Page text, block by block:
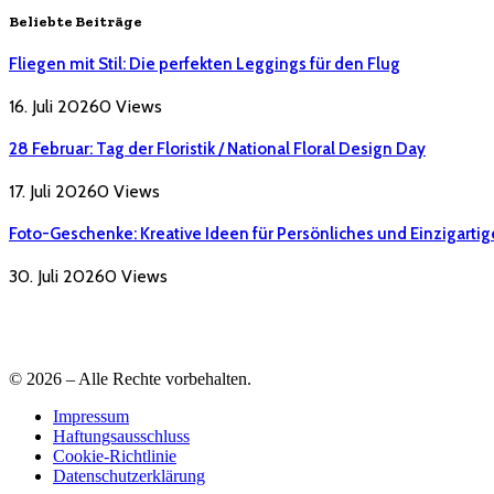
Beliebte Beiträge
Fliegen mit Stil: Die perfekten Leggings für den Flug
16. Juli 20260 Views
28 Februar: Tag der Floristik / National Floral Design Day
17. Juli 20260 Views
Foto-Geschenke: Kreative Ideen für Persönliches und
30. Juli 20260 Views
© 2026 – Alle Rechte vorbehalten.
Impressum
Haftungsausschluss
Cookie-Richtlinie
Datenschutzerklärung